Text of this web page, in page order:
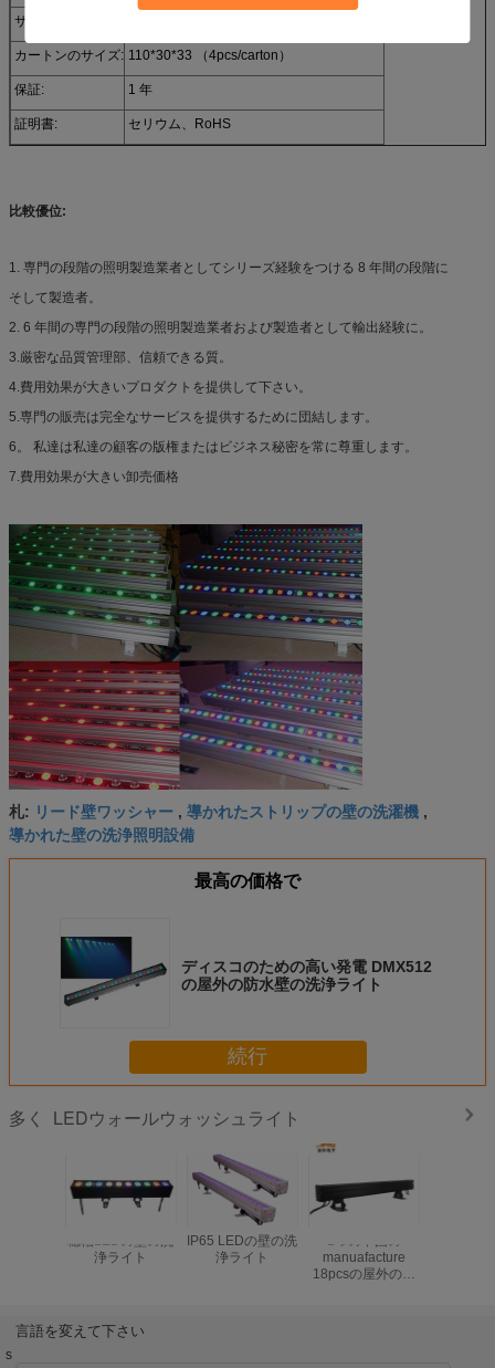
サイズ:
カートンのサイズ: 110*30*33 （4pcs/carton）
保証: 1 年
証明書: セリウム、RoHS
比較優位:
1. 専門の段階の照明製造業者としてシリーズ経験をつける 8 年間の段階に
そして製造者。
2. 6 年間の専門の段階の照明製造業者および製造者として輸出経験に。
3.厳密な品質管理部、信頼できる質。
4.費用効果が大きいプロダクトを提供して下さい。
5.専門の販売は完全なサービスを提供するために団結します。
6。 私達は私達の顧客の版権またはビジネス秘密を常に尊重します。
7.費用効果が大きい卸売価格
札: リード壁ワッシャー , 導かれたストリップの壁の洗濯機 ,
導かれた壁の洗浄照明設備
最高の価格で
ディスコのための高い発電 DMX512
の屋外の防水壁の洗浄ライト
続行
多く LEDウォールウォッシュライト
穂軸LEDの壁の洗
浄ライト
IP65 LEDの壁の洗
浄ライト
1つの中国の
manuafacture
18pcsの屋外の壁
言語を変えて下さい
s